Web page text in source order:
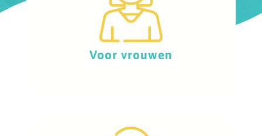
Voor vrouwen